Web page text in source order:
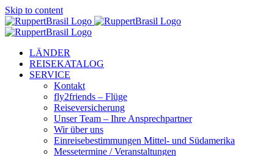
Skip to content
LÄNDER
REISEKATALOG
SERVICE
Kontakt
fly2friends – Flüge
Reiseversicherung
Unser Team – Ihre Ansprechpartner
Wir über uns
Einreisebestimmungen Mittel- und Südamerika
Messetermine / Veranstaltungen